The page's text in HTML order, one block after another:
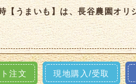
【うまいも】は、長谷農園オリ
注文 現地購入/受取